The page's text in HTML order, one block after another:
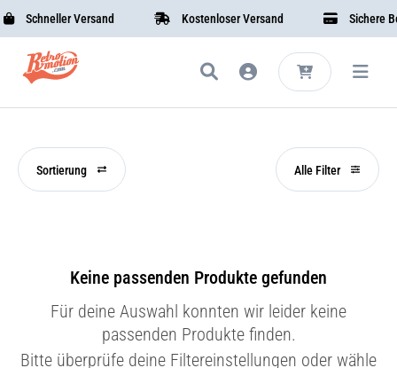
Schneller Versand Kostenloser Versand Sichere
Sortierung Alle Filter
Keine passenden Produkte gefunden
Für deine Auswahl konnten wir leider keine
passenden Produkte finden.
Bitte überprüfe deine Filtereinstellungen oder wähle